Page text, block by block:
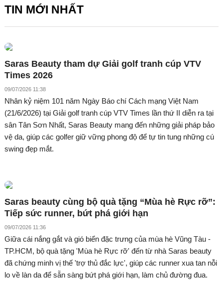
TIN MỚI NHẤT
Saras Beauty tham dự Giải golf tranh cúp VTV
Times 2026
09/07/2026 11:38
Nhân kỷ niệm 101 năm Ngày Báo chí Cách mạng Việt Nam
(21/6/2026) tại Giải golf tranh cúp VTV Times lần thứ II diễn ra tại
sân Tân Sơn Nhất, Saras Beauty mang đến những giải pháp bảo
vệ da, giúp các golfer giữ vững phong độ để tự tin tung những cú
swing đẹp mắt.
Saras beauty cùng bộ quà tặng “Mùa hè Rực rỡ”:
Tiếp sức runner, bứt phá giới hạn
09/07/2026 11:36
Giữa cái nắng gắt và gió biển đặc trưng của mùa hè Vũng Tàu -
TP.HCM, bộ quà tặng 'Mùa hè Rực rỡ' đến từ nhà Saras beauty
đã chứng minh vị thế 'trợ thủ đắc lực', giúp các runner xua tan nỗi
lo về làn da để sẵn sàng bứt phá giới hạn, làm chủ đường đua.